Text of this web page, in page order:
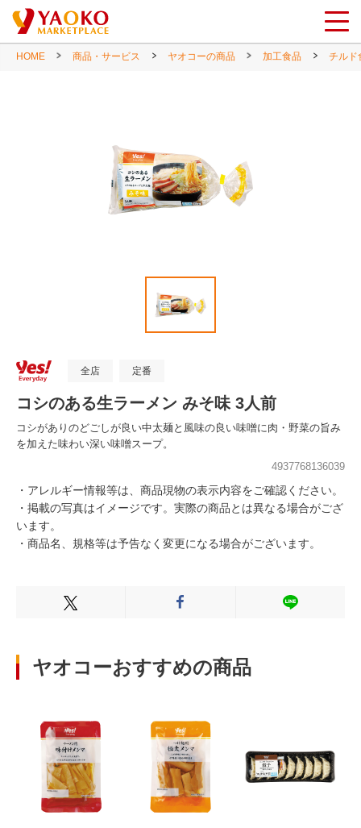
HOME 商品・サービス ヤオコーの商品 加工食品 チルド
全店 定番
コシのある生ラーメン みそ味 3人前
コシがありのどごしが良い中太麺と風味の良い味噌に肉・野菜の旨み
を加えた味わい深い味噌スープ。
4937768136039
・アレルギー情報等は、商品現物の表示内容をご確認ください。
・掲載の写真はイメージです。実際の商品とは異なる場合がござ
います。
・商品名、規格等は予告なく変更になる場合がございます。
Xでシェアする FacebookでシェアするLINEでシェ
ヤオコーおすすめの商品